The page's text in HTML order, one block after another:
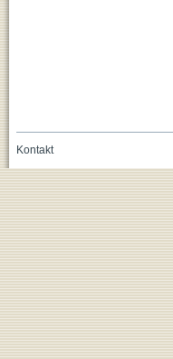
Kontakt